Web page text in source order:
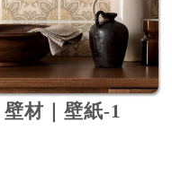
壁材｜壁紙-1